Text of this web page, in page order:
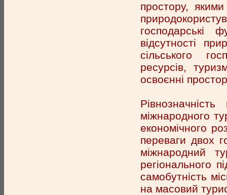
простору,
господарські
відсутності
сільського
ресурсів,
освоєнні
міжнародного
економічного
переваги двох
міжнародний
регіонального
самобутність
на масовий